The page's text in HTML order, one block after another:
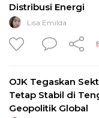
Distribusi Energi
Lisa Emilda
OJK Tegaskan
Tetap Stabil di
Geopolitik Global